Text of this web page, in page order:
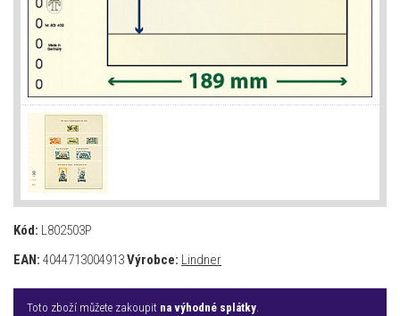
Kód: L802503P
EAN: 4044713004913Výrobce: Lindner
Toto zboží můžete zakoupit na výhodné splátky.